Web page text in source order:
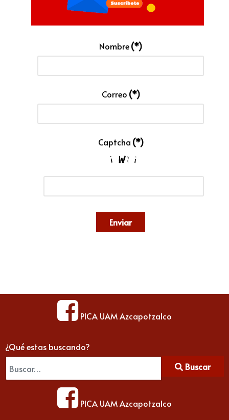
Nombre(*)
Correo (*)
Captcha (*)
Enviar
PICA UAM Azcapotzalco
¿Qué estas buscando?
Buscar
PICA UAM Azcapotzalco